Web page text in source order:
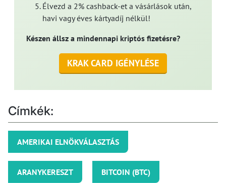
Élvezd a 2% cashback-et a vásárlások után,
havi vagy éves kártyadíj nélkül!
Készen állsz a mindennapi kriptós fizetésre?
KRAK CARD IGÉNYLÉSE
Címkék:
AMERIKAI ELNÖKVÁLASZTÁS
ARANYKERESZT BITCOIN (BTC)